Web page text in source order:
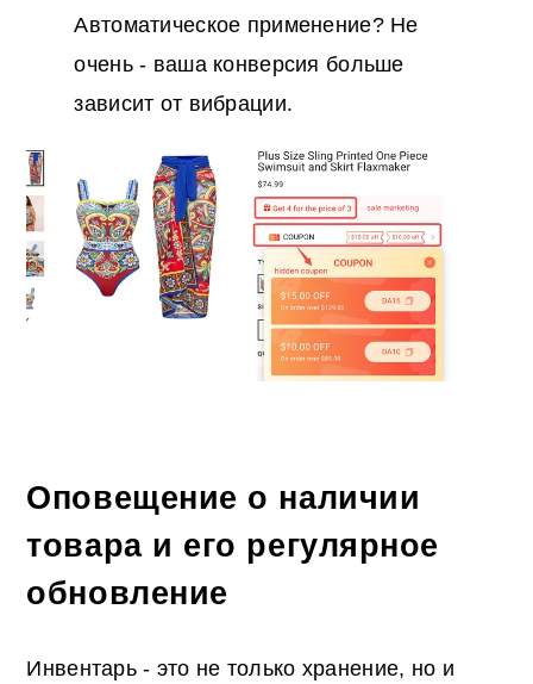
Автоматическое применение? Не
очень - ваша конверсия больше
зависит от вибрации.
Оповещение о наличии
товара и его регулярное
обновление
Инвентарь - это не только хранение, но и